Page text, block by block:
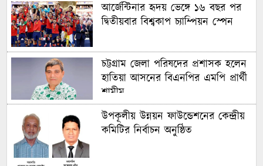
আর্জেন্টিনার হৃদয় ভেঙ্গে ১৬ বছর পর
দ্বিতীয়বার বিশ্বকাপ চ্যাম্পিয়ন স্পেন
চট্টগ্রাম জেলা পরিষদের প্রশাসক হলেন
হাতিয়া আসনের বিএনপির এমপি প্রার্থী
শামীম
উপকূলীয় উন্নয়ন ফাউন্ডেশনের কেন্দ্রীয়
কমিটির নির্বাচন অনুষ্ঠিত